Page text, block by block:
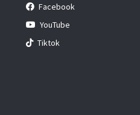
Facebook
YouTube
Tiktok